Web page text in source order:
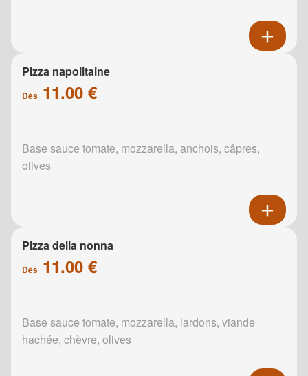
Pizza napolitaine
Dès 11.00 €
Base sauce tomate, mozzarella, anchois, câpres,
olives
Pizza della nonna
Dès 11.00 €
Base sauce tomate, mozzarella, lardons, viande
hachée, chèvre, olives